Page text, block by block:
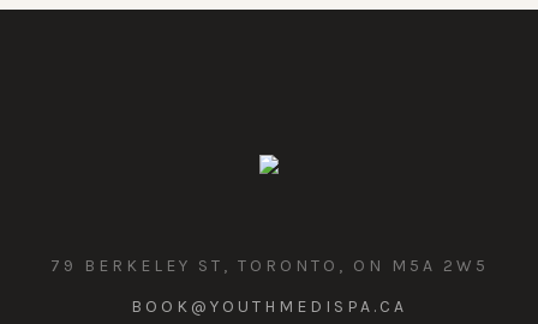
79 BERKELEY ST, TORONTO, ON M5A 2W5
BOOK@YOUTHMEDISPA.CA